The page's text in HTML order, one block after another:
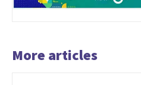
More articles